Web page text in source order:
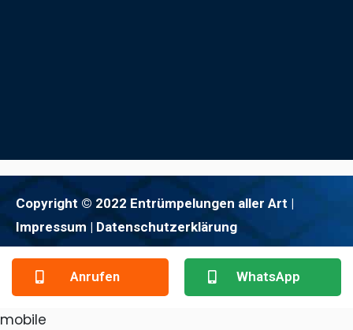
Copyright © 2022 Entrümpelungen aller Art |
Impressum | Datenschutzerklärung
Anrufen WhatsApp